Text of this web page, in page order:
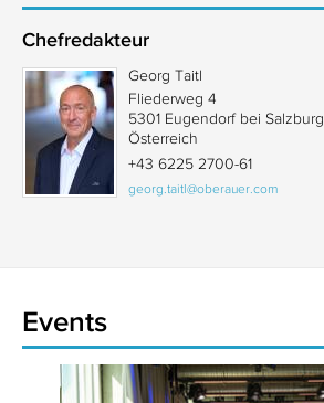
Chefredakteur
Georg Taitl
Fliederweg 4
5301 Eugendorf bei Salzburg
Österreich
+43 6225 2700-61
georg.taitl@oberauer.com
Events